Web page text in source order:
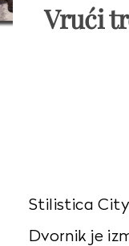
Vrući
Stilistica
Dvornik je